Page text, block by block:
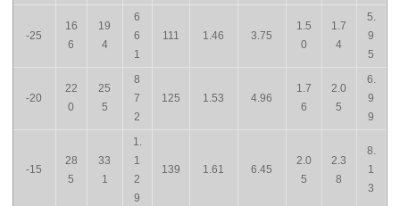
-25
16
6
19
4
6
6
1
111 1.46 3.75
1.5
0
1.7
4
5.
9
5
-20
22
0
25
5
8
7
2
125 1.53 4.96
1.7
6
2.0
5
6.
9
9
-15
28
5
33
1
1.
1
2
9
139 1.61 6.45
2.0
5
2.3
8
8.
1
3